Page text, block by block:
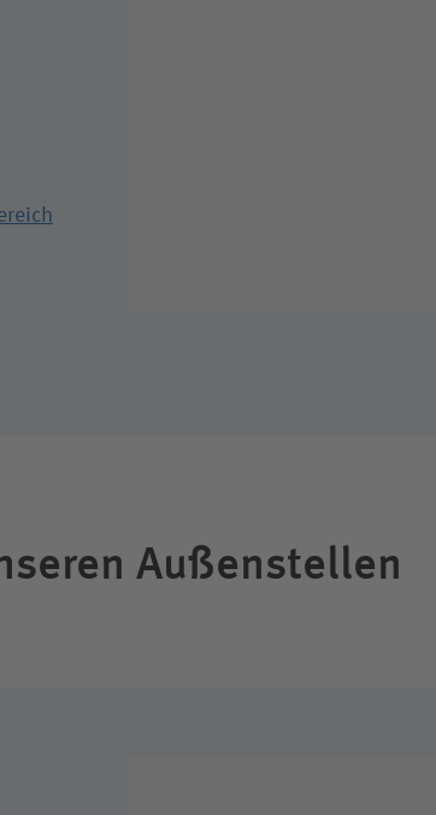
Außenstellen